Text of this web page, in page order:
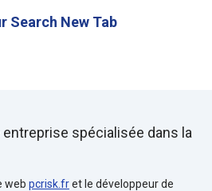
Search New Tab
spécialisée dans la
web pcrisk.fret le développeur de